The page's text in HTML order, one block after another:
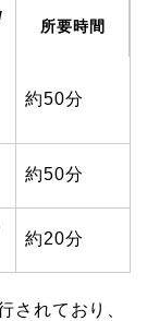
所要時間
約50分
約50分
約20分
されており、